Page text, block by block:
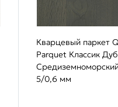
Кварцевый паркет
Parquet Классик Дуб
5/0,6 мм